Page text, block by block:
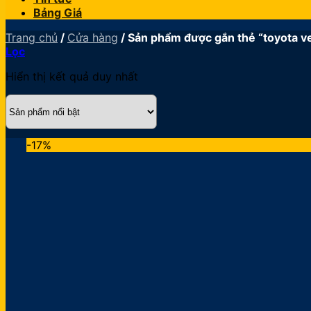
Bảng Giá
Trang chủ / Cửa hàng / Sản phẩm được gắn thẻ “toyota
Lọc
Hiển thị kết quả duy nhất
-17%